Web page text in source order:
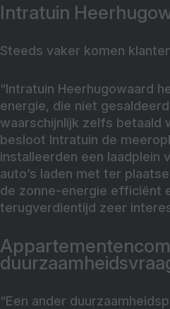
Intratuin
Steeds vaker komen
“Intratuin Heerhugowaard
energie, die niet
waarschijnlijk zelfs betaald
besloot Intratuin de
installeerden een laadplein
auto’s laden met ter
de zonne-energie efficiënt
terugverdientijd zeer
“Een ander